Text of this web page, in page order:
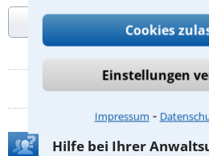
Cookies
Einstellungen
Impressum ⁃
1 2
Hilfe bei Ihrer